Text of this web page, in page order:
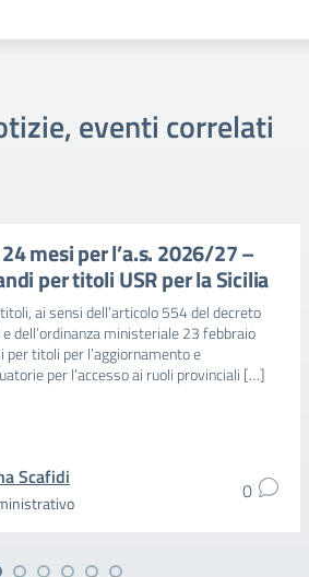
eventi correlati
mesi per l’a.s. 2026/27 –
per titoli USR per la Sicilia
ai sensi dell’articolo 554 del decreto
dell’ordinanza ministeriale 23 febbraio
per titoli per l’aggiornamento e
per l’accesso ai ruoli provinciali […]
Scafidi
0